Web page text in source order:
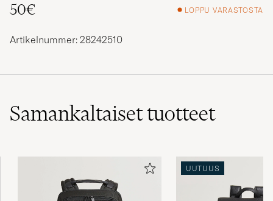
50€
LOPPU VARASTOSTA
Artikelnummer: 28242510
Samankaltaisettuotteet
UUTUUS